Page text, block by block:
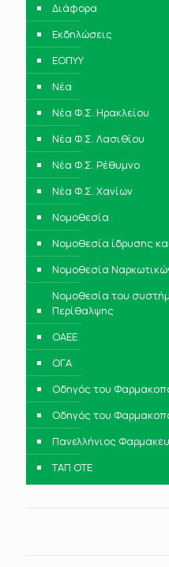
Διάφορα
Εκδηλώσεις
ΕΟΠΥΥ
Νέα
Νέα Φ.Σ. Ηρακλείου
Νέα Φ.Σ. Λασιθίου
Νέα Φ.Σ. Ρέθυμνο
Νέα Φ.Σ. Χανίων
Νομοθεσία
Νομοθεσία ίδρυσης
Νομοθεσία
Νομοθεσία του
Περίθαλψης
ΟΑΕΕ
ΟΓΑ
Οδηγός του
Οδηγός του
Πανελλήνιος
ΤΑΠ ΟΤΕ